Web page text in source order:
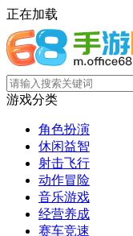
正在加载
游戏分类
角色扮演
休闲益智
射击飞行
动作冒险
音乐游戏
经营养成
赛车竞速